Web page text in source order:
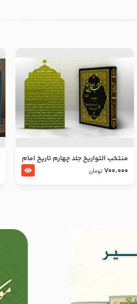
منتخب التواریخ جلد چهارم تاریخ امام
زین العابدین و امام محمد باقر
700.000 تومان